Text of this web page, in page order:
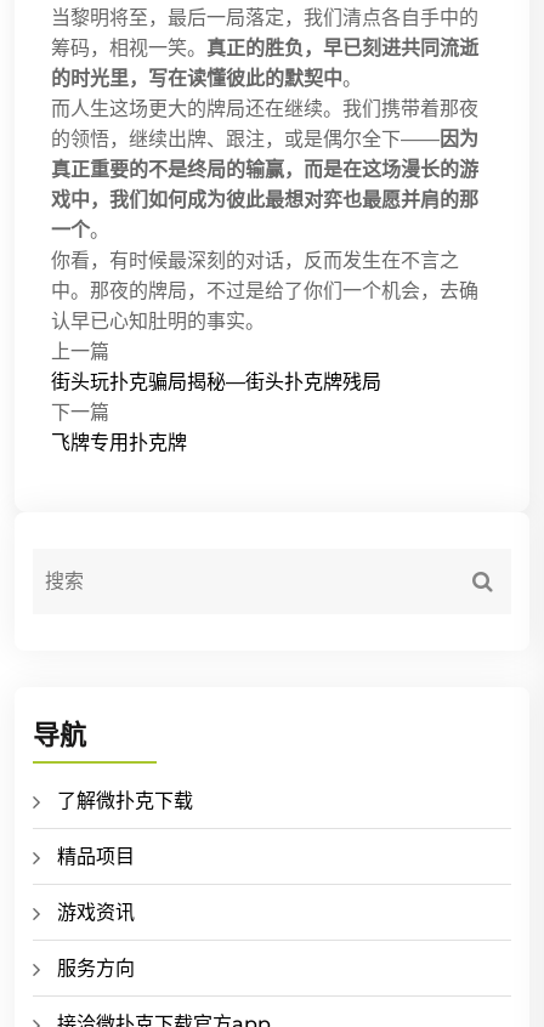
当黎明将至，最后一局落定，我们清点各自手中的
筹码，相视一笑。 真正的胜负，早已刻进共同流逝
的时光里，写在读懂彼此的默契中。
而人生这场更大的牌局还在继续。我们携带着那夜
的领悟，继续出牌、跟注，或是偶尔全下——因为
真正重要的不是终局的输赢，而是在这场漫长的游
戏中，我们如何成为彼此最想对弈也最愿并肩的那
一个。
你看，有时候最深刻的对话，反而发生在不言之
中。那夜的牌局，不过是给了你们一个机会，去确
认早已心知肚明的事实。
上一篇
街头玩扑克骗局揭秘—街头扑克牌残局
下一篇
飞牌专用扑克牌
导航
了解微扑克下载
精品项目
游戏资讯
服务方向